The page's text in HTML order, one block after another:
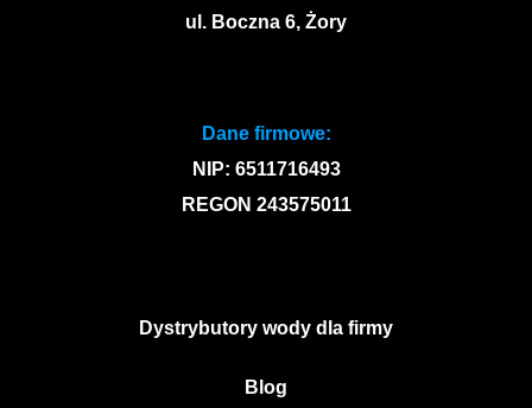
ul. Boczna 6, Żory
Dane firmowe:
NIP: 6511716493
REGON 243575011
Dystrybutory wody dla firmy
Blog